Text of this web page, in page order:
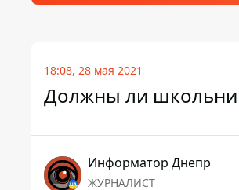
18:08, 28 мая 2021
Должны ли
Информатор Днепр
ЖУРНАЛИСТ